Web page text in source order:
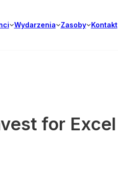
Wydarzenia Zasoby Kontakt
for Excel